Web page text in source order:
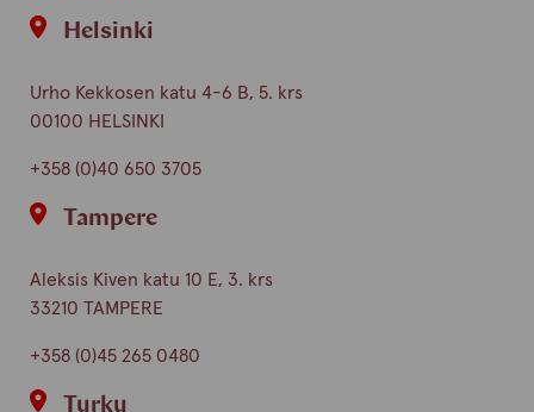
Helsinki
Urho Kekkosen katu 4-6 B, 5. krs
00100 HELSINKI
+358 (0)40 650 3705
Tampere
Aleksis Kiven katu 10 E, 3. krs
33210 TAMPERE
+358 (0)45 265 0480
Turku